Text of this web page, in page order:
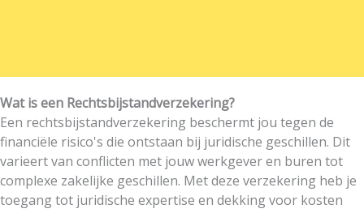
Wat is een Rechtsbijstandverzekering?
Een rechtsbijstandverzekering beschermt jou tegen de
financiële risico's die ontstaan bij juridische geschillen. Dit
varieert van conflicten met jouw werkgever en buren tot
complexe zakelijke geschillen. Met deze verzekering heb je
toegang tot juridische expertise en dekking voor kosten